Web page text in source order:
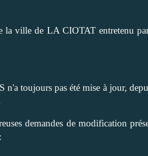
la ville de LA CIOTAT entretenu
toujours pas été mise à jour,
demandes de modification